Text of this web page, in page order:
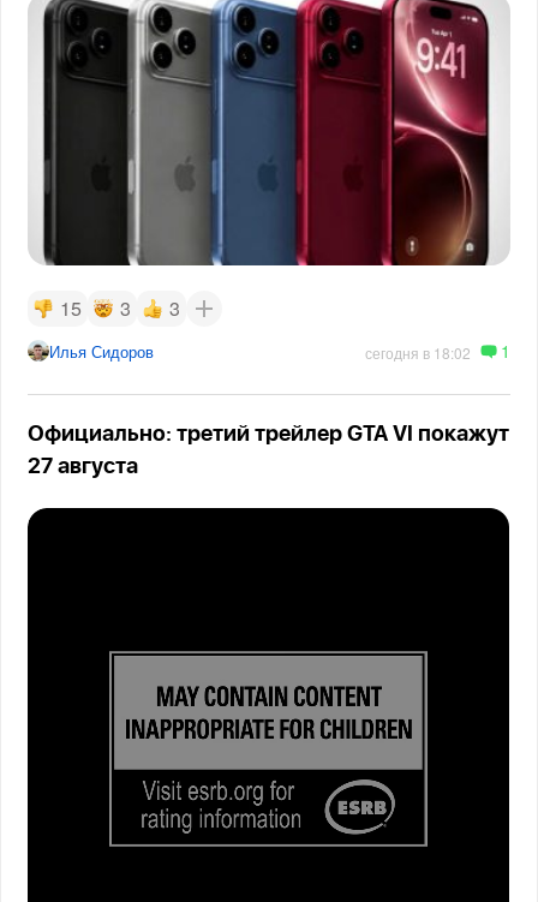
15 3 3
Илья Сидоров сегодня в 18:02 1
Официально: третий трейлер GTA VI покажут
27 августа